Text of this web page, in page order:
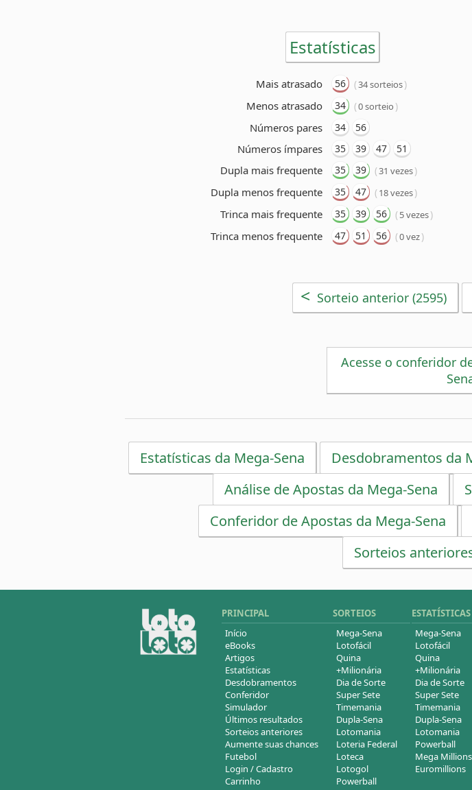
Estatísticas
Mais atrasado 56 (34 sorteios)
Menos atrasado 34 (0 sorteio )
Números pares 34 56
Números ímpares 35 39 47 51
Dupla mais frequente 35 39 (31 vezes)
Dupla menos frequente 35 47 (18 vezes)
Trinca mais frequente 35 39 56 (5 vezes)
Trinca menos frequente 47 51 56 (0 vez)
< Sorteio anterior (2595)
Acesse o conferidor
Estatísticas da Mega-Sena Desdobramentos da
Análise de Apostas da Mega-Sena
Conferidor de Apostas da Mega-Sena
Sorteios
PRINCIPAL
Início
eBooks
Artigos
Estatísticas
Desdobramentos
Conferidor
Simulador
Últimos resultados
Sorteios anteriores
Aumente suas chances
Futebol
Login / Cadastro
Carrinho
SORTEIOS
Mega-Sena
Lotofácil
Quina
+Milionária
Dia de Sorte
Super Sete
Timemania
Dupla-Sena
Lotomania
Loteria Federal
Loteca
Lotogol
Powerball
ESTATÍSTICAS
Mega-Sena
Lotofácil
Quina
+Milionária
Dia de Sorte
Super Sete
Timemania
Dupla-Sena
Lotomania
Powerball
Mega Millions
Euromillions